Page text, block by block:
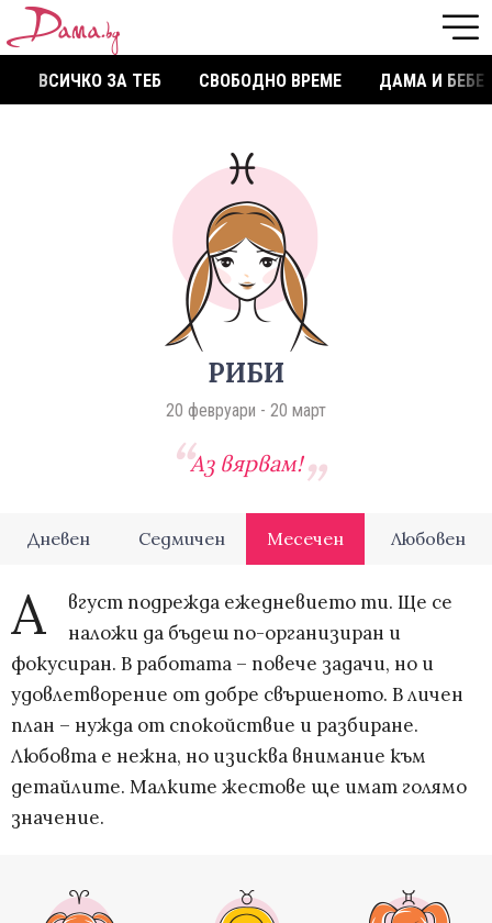
ВСИЧКО ЗА ТЕБ СВОБОДНО ВРЕМЕ ДАМА И БЕБЕ
РИБИ
20 февруари - 20 март
Аз вярвам!
Дневен Седмичен Месечен Любовен
А
вгуст подрежда ежедневието ти. Ще се
наложи да бъдеш по-организиран и
фокусиран. В работата – повече задачи, но и
удовлетворение от добре свършеното. В личен
план – нужда от спокойствие и разбиране.
Любовта е нежна, но изисква внимание към
детайлите. Малките жестове ще имат голямо
значение.